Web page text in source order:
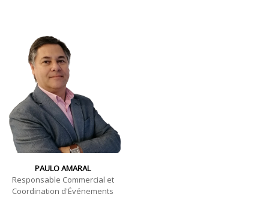
PAULO AMARAL
Responsable Commercial et
Coordination d'Événements